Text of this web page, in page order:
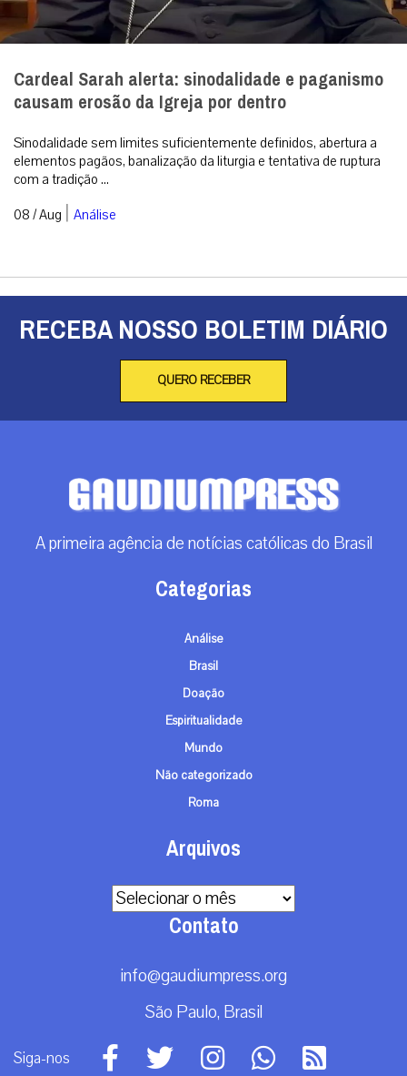
Cardeal Sarah alerta: sinodalidade e paganismo
causam erosão da Igreja por dentro
Sinodalidade sem limites suficientemente definidos, abertura a
elementos pagãos, banalização da liturgia e tentativa de ruptura
com a tradição ...
08 / Aug | Análise
RECEBA NOSSO BOLETIM DIÁRIO
QUERO RECEBER
A primeira agência de notícias católicas do Brasil
Categorias
Análise
Brasil
Doação
Espiritualidade
Mundo
Não categorizado
Roma
Arquivos
Arquivos
Contato
info@gaudiumpress.org
São Paulo, Brasil
Siga-nos